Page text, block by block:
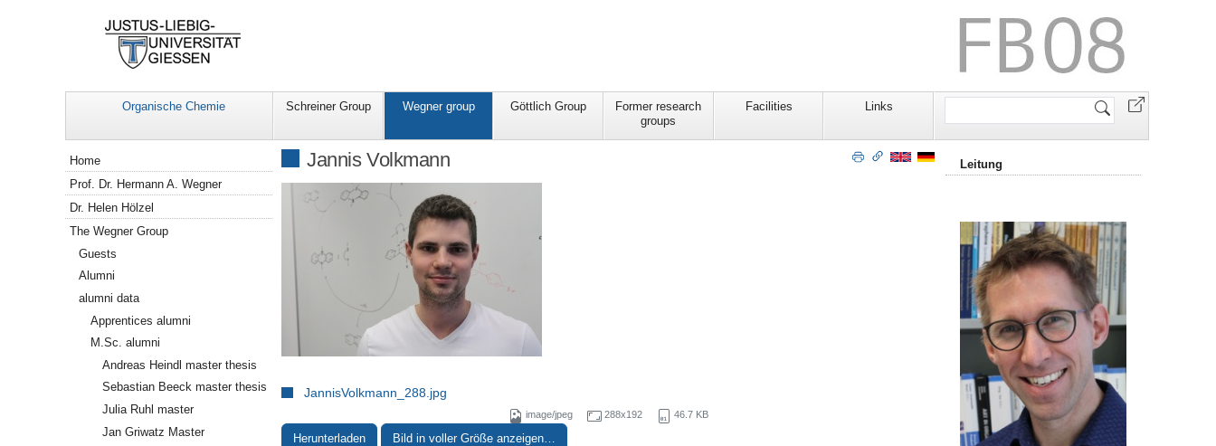
Organische Chemie Schreiner Group Wegner group Göttlich Group
Former research
groups
Facilities Links
Website
Jannis Volkmann
JannisVolkmann_288.jpg
image/jpeg 288x192 46.7 KB
Herunterladen Bild in voller Größe anzeigen…
Navigation
Home
Prof. Dr. Hermann A. Wegner
Dr. Helen Hölzel
The Wegner Group
Guests
Alumni
alumni data
Apprentices alumni
M.Sc. alumni
Andreas Heindl master thesis
Sebastian Beeck master thesis
Julia Ruhl master
Jan Griwatz Master
Leitung